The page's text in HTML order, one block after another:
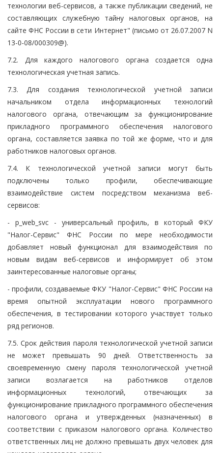
технологии веб-сервисов, а также публикации сведений, не
составляющих служебную тайну налоговых органов, на
сайте ФНС России в сети Интернет" (письмо от 26.07.2007 N
13-0-08/000309@).
7.2. Для каждого налогового органа создается одна
технологическая учетная запись.
7.3. Для создания технологической учетной записи
начальником отдела информационных технологий
налогового органа, отвечающим за функционирование
прикладного программного обеспечения налогового
органа, составляется заявка по той же форме, что и для
работников налоговых органов.
7.4. К технологической учетной записи могут быть
подключены только профили, обеспечивающие
взаимодействие систем посредством механизма веб-
сервисов:
- p_web_svc - универсальный профиль, в который ФКУ
"Налог-Сервис" ФНС России по мере необходимости
добавляет новый функционал для взаимодействия по
новым видам веб-сервисов и информирует об этом
заинтересованные налоговые органы;
- профили, создаваемые ФКУ "Налог-Сервис" ФНС России на
время опытной эксплуатации нового программного
обеспечения, в тестировании которого участвует только
ряд регионов.
7.5. Срок действия пароля технологической учетной записи
не может превышать 90 дней. Ответственность за
своевременную смену пароля технологической учетной
записи возлагается на работников отделов
информационных технологий, отвечающих за
функционирование прикладного программного обеспечения
налогового органа и утвержденных (назначенных) в
соответствии с приказом налогового органа. Количество
ответственных лиц не должно превышать двух человек для